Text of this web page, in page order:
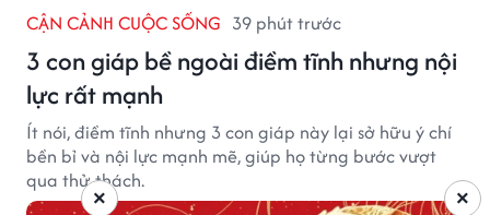
CẬN CẢNH CUỘC SỐNG 39 phút trước
3 con giáp bề ngoài điềm tĩnh nhưng nội
lực rất mạnh
Ít nói, điềm tĩnh nhưng 3 con giáp này lại sở hữu ý chí
bền bỉ và nội lực mạnh mẽ, giúp họ từng bước vượt
qua thử thách.
×
×